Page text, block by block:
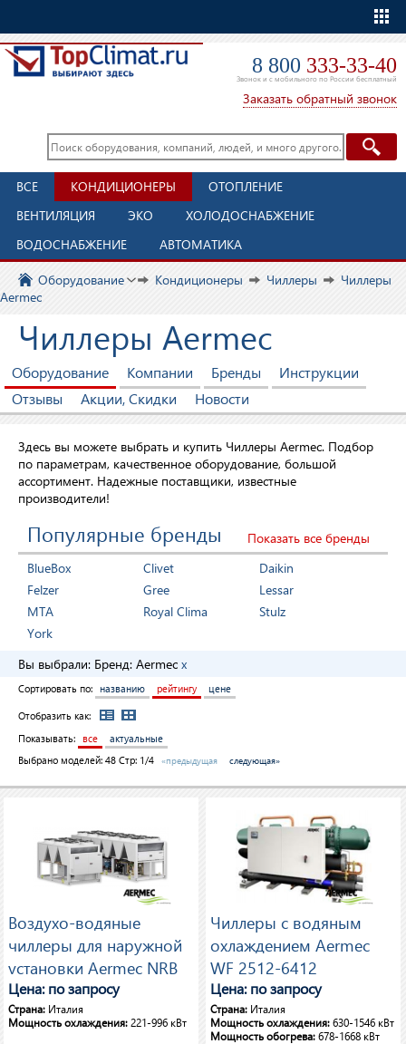
8 800 333-33-40
Звонок и с мобильного по России бесплатный
Заказать обратный звонок
ВСЕ КОНДИЦИОНЕРЫ
ОТОПЛЕНИЕ
ВЕНТИЛЯЦИЯ
ЭКО
ХОЛОДОСНАБЖЕНИЕ
ВОДОСНАБЖЕНИЕ
АВТОМАТИКА
Оборудование Кондиционеры Чиллеры
Чиллеры
Aermec
Чиллеры Aermec
Оборудование Компании Бренды
Инструкции
Отзывы
Акции, Скидки Новости
Здесь вы можете выбрать и купить Чиллеры Aermec. Подбор
по параметрам, качественное оборудование, большой
ассортимент. Надежные поставщики, известные
производители!
Показать все бренды
Популярные бренды
BlueBox Clivet
Daikin
Felzer
Gree
Lessar
MTA
Royal Clima
Stulz
York
Вы выбрали: Бренд: Aermec x
Сортировать по: названию рейтингу цене
Отобразить как:
Показывать:
все
актуальные
Выбрано моделей: 48 Стр: 1/4 «предыдущая следующая»
Воздухо-водяные
чиллеры для наружной
установки Aermec NRB
0800-3600
Цена: по запросу
Страна: Италия
Мощность охлаждения: 221-996 кВт
Чиллеры с водяным
охлаждением Aermec
WF 2512-6412
Цена: по запросу
Страна: Италия
Мощность охлаждения:630-1546 кВт
Мощность обогрева:678-1668 кВт